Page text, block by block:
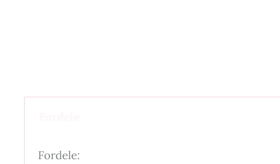
Fordele: